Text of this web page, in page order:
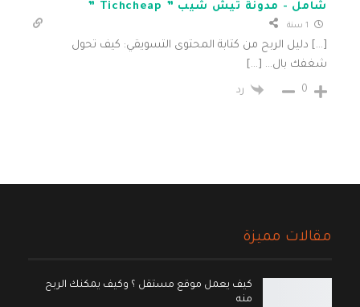
شامل - مدونة تيش شيب ” Tichcheap ”
[…] دليل الربح من كتابة المحتوى التسويقي: كيف تحول
شغفك بال… […]
0 رد
مقالات مميزة
كيف يعمل موقع مستقل ؟ وكيف يمكنك الربح
منه